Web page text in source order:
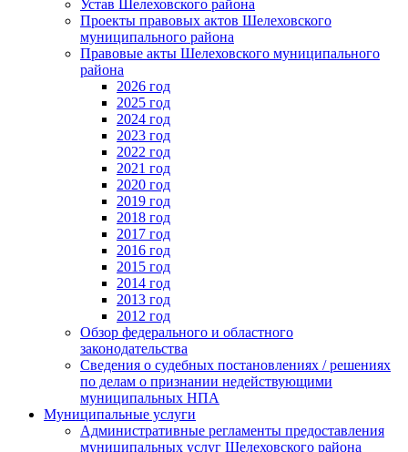
Устав Шелеховского района
Проекты правовых актов Шелеховского
муниципального района
Правовые акты Шелеховского муниципального
района
2026 год
2025 год
2024 год
2023 год
2022 год
2021 год
2020 год
2019 год
2018 год
2017 год
2016 год
2015 год
2014 год
2013 год
2012 год
Обзор федерального и областного
законодательства
Сведения о судебных постановлениях / решениях
по делам о признании недействующими
муниципальных НПА
Муниципальные услуги
Административные регламенты предоставления
муниципальных услуг Шелеховского района